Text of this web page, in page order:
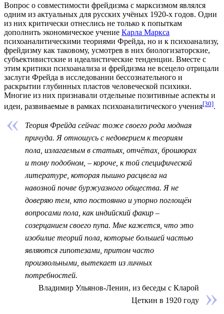
Вопрос о совместимости фрейдизма с марксизмом являлся
одним из актуальных для русских учёных 1920-х годов. Одни
из них критически отнеслись не только к попыткам
дополнить экономическое учение Карла Маркса
психоаналитическими теориями Фрейда, но и к психоанализу,
фрейдизму как таковому, усмотрев в них биологизаторские,
субъективистские и идеалистические тенденции. Вместе с
этим критики психоанализа и фрейдизма не всецело отрицали
заслуги Фрейда в исследовании бессознательного и
раскрытии глубинных пластов человеческой психики.
Многие из них признавали отдельные позитивные аспекты и
идеи, развиваемые в рамках психоаналитического учения[30].
Теория Фрейда сейчас тоже своего рода модная
причуда. Я отношусь с недоверием к теориям
пола, излагаемым в статьях, отчётах, брошюрах
и тому подобном, – короче, к той специфической
литературе, которая пышно расцвела на
навозной почве буржуазного общества. Я не
доверяю тем, кто постоянно и упорно поглощён
вопросами пола, как индийский факир –
созерцанием своего пупа. Мне кажется, что это
изобилие теорий пола, которые большей частью
являются гипотезами, притом часто
произвольными, вытекает из личных
потребностей.
Владимир Ульянов-Ленин, из беседы с Кларой
Цеткин в 1920 году